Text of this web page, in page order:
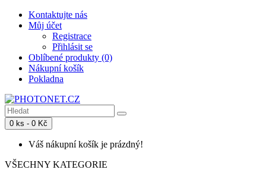
Kontaktujte nás
Můj účet
Registrace
Přihlásit se
Oblíbené produkty (0)
Nákupní košík
Pokladna
0 ks - 0 Kč
Váš nákupní košík je prázdný!
VŠECHNY KATEGORIE